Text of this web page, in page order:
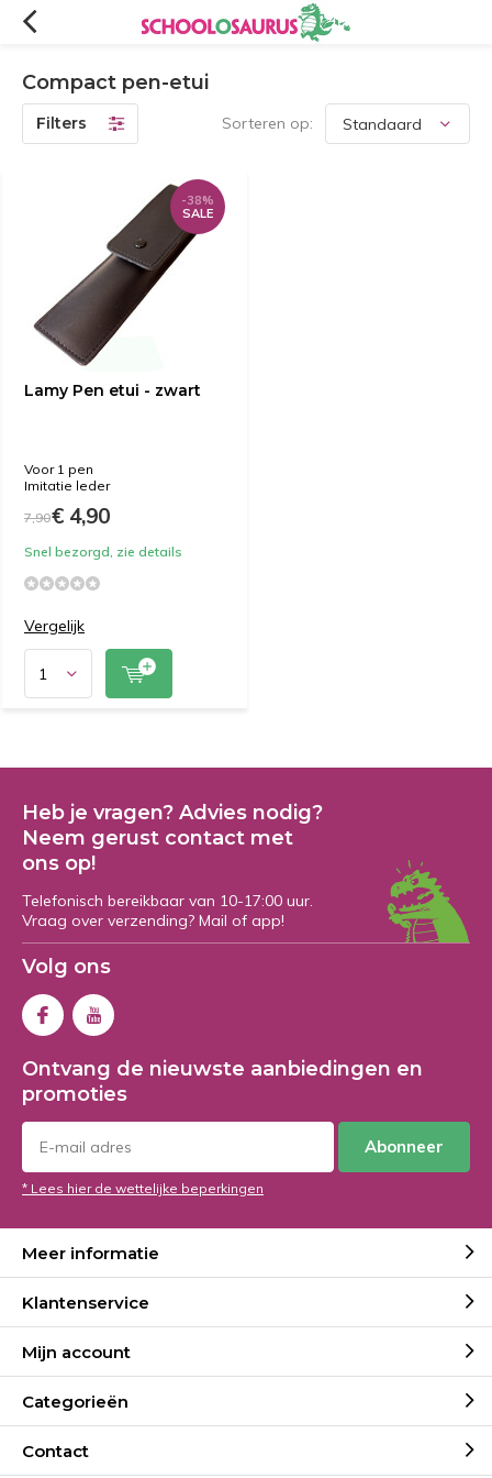
Compact pen-etui
Filters Sorteren op:
Lamy Pen etui - zwart
-38%
SALE
Voor 1 pen
Imitatie leder
7,90€ 4,90
Snel bezorgd, zie details
Vergelijk
Heb je vragen? Advies nodig?
Neem gerust contact met
ons op!
Telefonisch bereikbaar van 10-17:00 uur.
Vraag over verzending? Mail of app!
Volg ons
Ontvang de nieuwste aanbiedingen en
promoties
Abonneer
* Lees hier de wettelijke beperkingen
Meer informatie
Klantenservice
Mijn account
Categorieën
Contact